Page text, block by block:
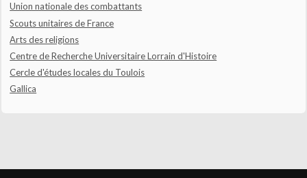
Union nationale des combattants
Scouts unitaires de France
Arts des religions
Centre de Recherche Universitaire Lorrain d'Histoire
Cercle d'études locales du Toulois
Gallica